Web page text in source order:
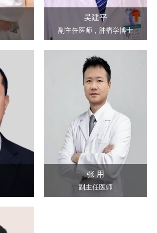
吴建平
副主任医师，肿瘤学博士
张 用
副主任医师